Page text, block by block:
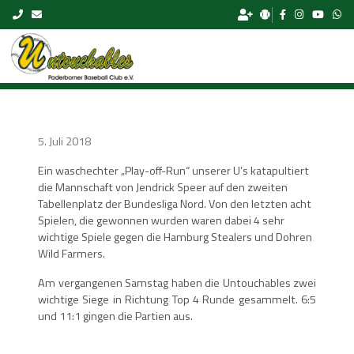
Skip to content
5. Juli 2018
Ein waschechter „Play-off-Run“ unserer U’s katapultiert
die Mannschaft von Jendrick Speer auf den zweiten
Tabellenplatz der Bundesliga Nord. Von den letzten acht
Spielen, die gewonnen wurden waren dabei 4 sehr
wichtige Spiele gegen die Hamburg Stealers und Dohren
Wild Farmers.
Am vergangenen Samstag haben die Untouchables zwei
wichtige Siege in Richtung Top 4 Runde gesammelt. 6:5
und 11:1 gingen die Partien aus.